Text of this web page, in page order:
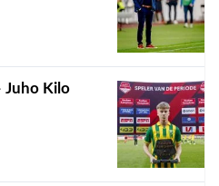
Juho Kilo